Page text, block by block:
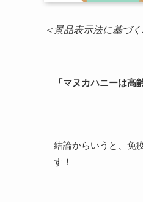
＜景品表示法に基づ
「マヌカハニーは高
結論からいうと、免
す！